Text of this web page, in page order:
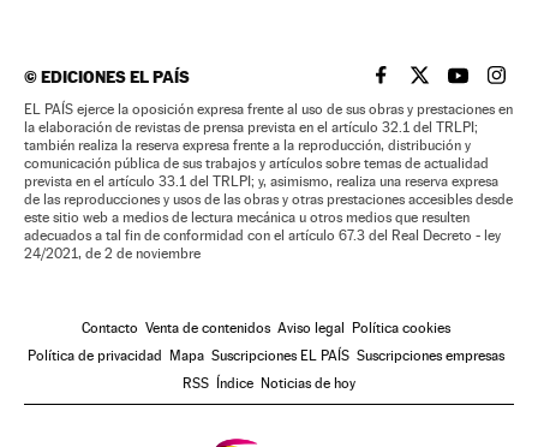
©EDICIONES EL PAÍS EL PAÍS BRASIL EN
EL PAÍSEL PAÍS
EL
EL PAÍS ejerce la oposición expresa frente al uso de sus obras y prestaciones en
la elaboración de revistas de prensa prevista en el artículo 32.1 del TRLPI;
también realiza la reserva expresa frente a la reproducción, distribución y
comunicación pública de sus trabajos y artículos sobre temas de actualidad
prevista en el artículo 33.1 del TRLPI; y, asimismo, realiza una reserva expresa
de las reproducciones y usos de las obras y otras prestaciones accesibles desde
este sitio web a medios de lectura mecánica u otros medios que resulten
adecuados a tal fin de conformidad con el artículo 67.3 del Real Decreto - ley
24/2021, de 2 de noviembre
Contacto Venta de contenidos Aviso legal Política cookies
Política de privacidad Mapa Suscripciones EL PAÍS Suscripciones empresas
RSS Índice Noticias de hoy